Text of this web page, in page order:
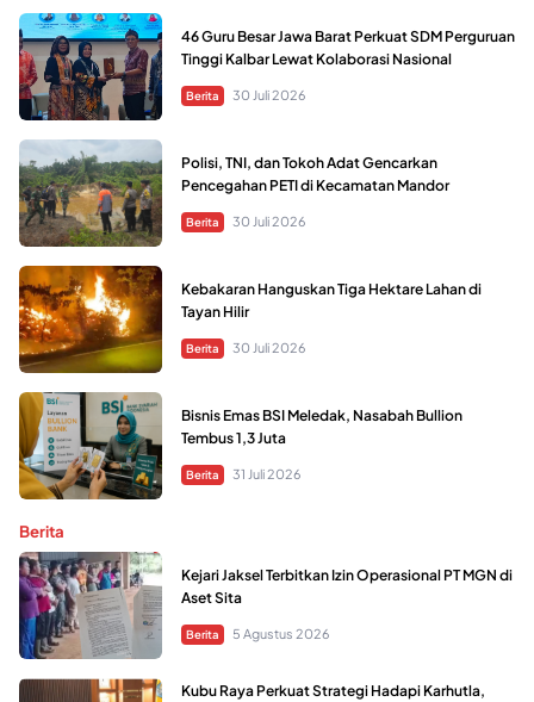
46 Guru Besar Jawa Barat Perkuat SDM Perguruan
Tinggi Kalbar Lewat Kolaborasi Nasional
Berita 30 Juli 2026
Polisi, TNI, dan Tokoh Adat Gencarkan
Pencegahan PETI di Kecamatan Mandor
Berita 30 Juli 2026
Kebakaran Hanguskan Tiga Hektare Lahan di
Tayan Hilir
Berita 30 Juli 2026
Bisnis Emas BSI Meledak, Nasabah Bullion
Tembus 1,3 Juta
Berita 31 Juli 2026
Berita
Kejari Jaksel Terbitkan Izin Operasional PT MGN di
Aset Sita
Berita 5 Agustus 2026
Kubu Raya Perkuat Strategi Hadapi Karhutla,